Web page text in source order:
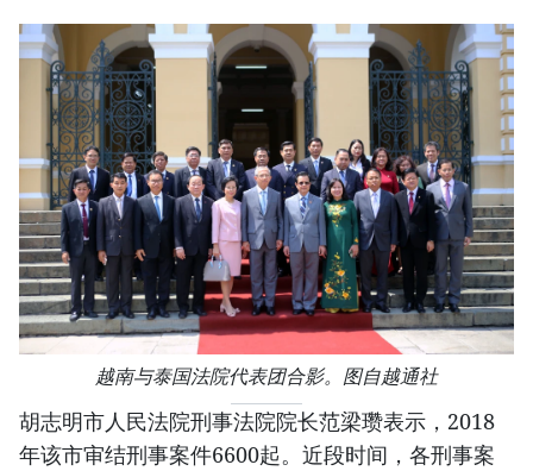
越南与泰国法院代表团合影。图自越通社
胡志明市人民法院刑事法院院长范梁瓒表示，2018
年该市审结刑事案件6600起。近段时间，各刑事案